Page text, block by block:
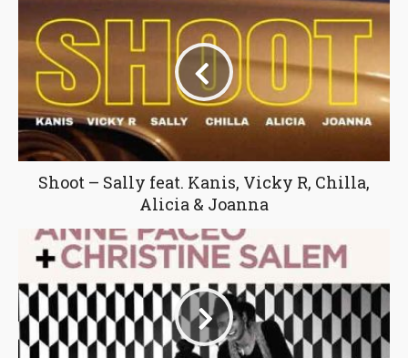
Shoot – Sally feat. Kanis, Vicky R, Chilla,
Alicia & Joanna